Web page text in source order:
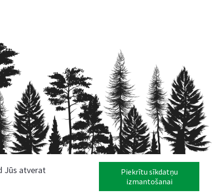
Jūs atverat
Piekrītu sīkdatņu
izmantošanai